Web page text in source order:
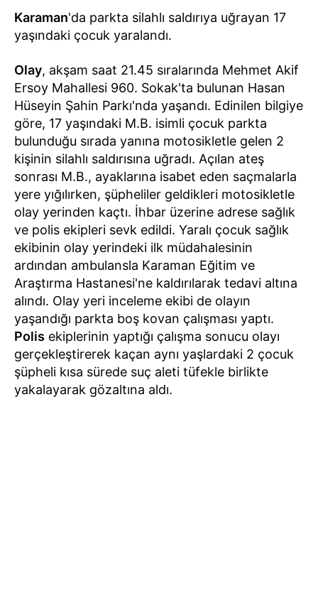
Karaman'da parkta silahlı saldırıya uğrayan 17
yaşındaki çocuk yaralandı.
Olay, akşam saat 21.45 sıralarında Mehmet Akif
Ersoy Mahallesi 960. Sokak'ta bulunan Hasan
Hüseyin Şahin Parkı'nda yaşandı. Edinilen bilgiye
göre, 17 yaşındaki M.B. isimli çocuk parkta
bulunduğu sırada yanına motosikletle gelen 2
kişinin silahlı saldırısına uğradı. Açılan ateş
sonrası M.B., ayaklarına isabet eden saçmalarla
yere yığılırken, şüpheliler geldikleri motosikletle
olay yerinden kaçtı. İhbar üzerine adrese sağlık
ve polis ekipleri sevk edildi. Yaralı çocuk sağlık
ekibinin olay yerindeki ilk müdahalesinin
ardından ambulansla Karaman Eğitim ve
Araştırma Hastanesi'ne kaldırılarak tedavi altına
alındı. Olay yeri inceleme ekibi de olayın
yaşandığı parkta boş kovan çalışması yaptı.
Polis ekiplerinin yaptığı çalışma sonucu olayı
gerçekleştirerek kaçan aynı yaşlardaki 2 çocuk
şüpheli kısa sürede suç aleti tüfekle birlikte
yakalayarak gözaltına aldı.